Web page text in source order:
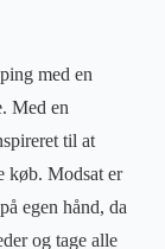
med en
Med en
til at
køb. Modsat er
egen hånd, da
og tage alle